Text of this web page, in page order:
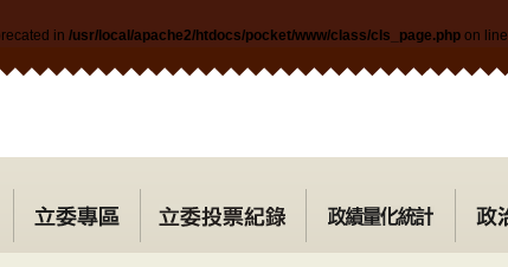
in /usr/local/apache2/htdocs/pocket/www/class/cls_page.phpon line